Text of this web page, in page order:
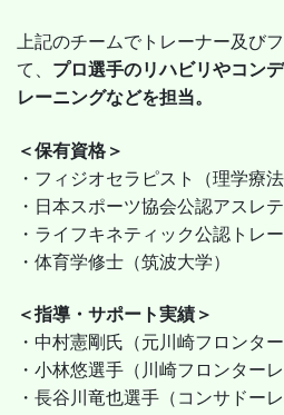
上記のチームでトレーナー及び
て、 プロ選手のリハビリやコン
レーニングなどを担当。
＜保有資格＞
・フィジオセラピスト（理学療法
・日本スポーツ協会公認アスレ
・ライフキネティック公認トレ
・体育学修士（筑波大学）
＜指導・サポート実績＞
・中村憲剛氏（元川崎フロンター
・小林悠選手（川崎フロンターレ
・長谷川竜也選手（コンサドーレ